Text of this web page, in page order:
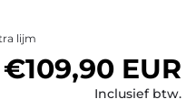
lijm
Normale prijs
€109,90 EUR
Inclusief btw.